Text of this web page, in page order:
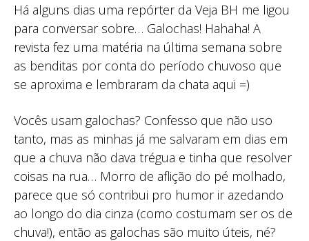
Há alguns dias uma repórter da Veja BH me ligou
para conversar sobre… Galochas! Hahaha! A
revista fez uma matéria na última semana sobre
as benditas por conta do período chuvoso que
se aproxima e lembraram da chata aqui =)
Vocês usam galochas? Confesso que não uso
tanto, mas as minhas já me salvaram em dias em
que a chuva não dava trégua e tinha que resolver
coisas na rua… Morro de aflição do pé molhado,
parece que só contribui pro humor ir azedando
ao longo do dia cinza (como costumam ser os de
chuva!), então as galochas são muito úteis, né?